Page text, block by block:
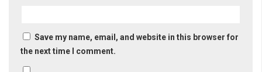
Save my name, email, and website in this browser for
the next time I comment.